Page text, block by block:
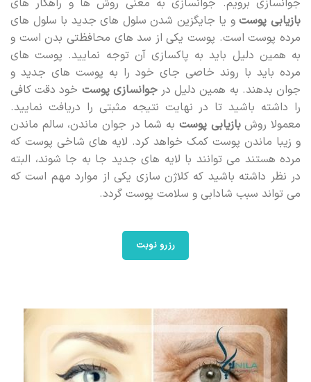
جوانسازی برویم. جوانسازی به معنی روش ها و راهکار های
بازیابی پوستو یا جایگزین شدن سلول های جدید با سلول های
مرده پوست است. پوست یکی از سد های محافظتی بدن است و
به همین دلیل باید به پاکسازی آن توجه نمایید. پوست های
مرده باید با روند خاصی جای خود را به پوست های جدید و
جوان بدهند. به همین دلیل درجوانسازی پوست خود دقت کافی
را داشته باشید تا در نهایت نتیجه مثبتی را دریافت نمایید.
معمولا روشبازیابی پوست به شما در جوان ماندن، سالم ماندن
و زیبا ماندن پوست کمک خواهد کرد. لایه های شاخی پوست که
مرده هستند می توانند با لایه های جدید جا به جا شوند، البته
در نظر داشته باشید که کلاژن سازی یکی از موارد مهم است که
می تواند سبب شادابی و سلامت پوست گردد.
رزرو نوبت